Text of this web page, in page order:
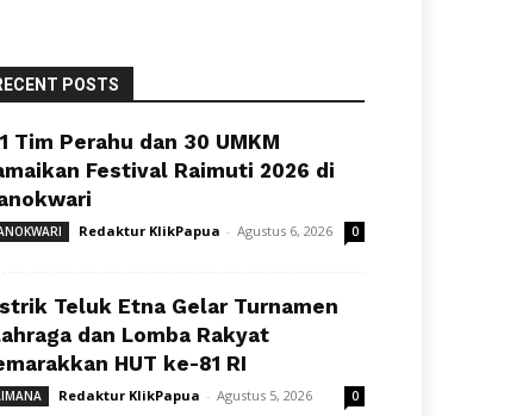
POSTS
Tim Perahu dan 30 UMKM
Festival Raimuti 2026 di
Redaktur KlikPapua - Agustus 6, 2026 0
Teluk Etna Gelar Turnamen
dan Lomba Rakyat
HUT ke-81 RI
Redaktur KlikPapua - Agustus 5, 2026 0